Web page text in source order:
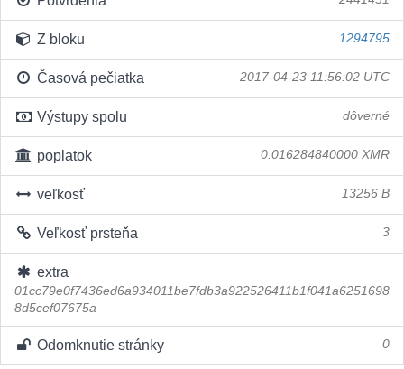
Z bloku 1294795
Časová pečiatka 2017-04-23 11:56:02 UTC
Výstupy spolu dôverné
poplatok 0.016284840000 XMR
veľkosť 13256 B
Veľkosť prsteňa 3
extra
01cc79e0f7436ed6a934011be7fdb3a922526411b1f041a6251698
8d5cef07675a
Odomknutie stránky 0